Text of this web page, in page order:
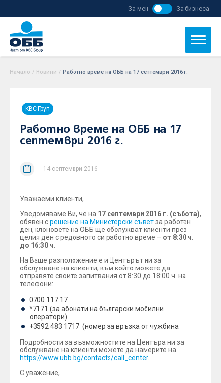
За мен За бизнеса
Начало / Новини / Работно време на ОББ на 17 септември 2016 г.
KBC Груп
Работно време на ОББ на 17
септември 2016 г.
14 септември 2016
Уважаеми клиенти,
Уведомяваме Ви, че на 17 септември 2016 г. (събота),
обявен срешение на Министерски съветза работен
ден, клоновете на ОББ ще обслужват клиенти през
целия ден с редовното си работно време – от 8:30 ч.
до 16:30 ч.
На Ваше разположение е и Центърът ни за
обслужване на клиенти, към който можете да
отправяте своите запитвания от 8:30 до 18:00 ч. на
телефони:
0700 117 17
*7171 (за абонати на български мобилни
оператори)
+3592 483 1717 (номер за връзка от чужбина
Подробности за възможностите на Центъра ни за
обслужване на клиенти можете да намерите на
https://www.ubb.bg/contacts/call_center.
С уважение,